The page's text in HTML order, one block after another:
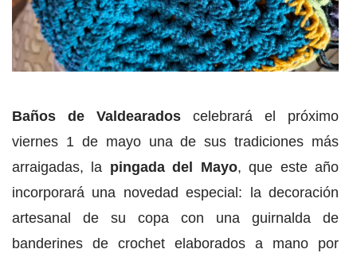
Baños de Valdearados celebrará el próximo
viernes 1 de mayo una de sus tradiciones más
arraigadas, la pingada del Mayo, que este año
incorporará una novedad especial: la decoración
artesanal de su copa con una guirnalda de
banderines de crochet elaborados a mano por